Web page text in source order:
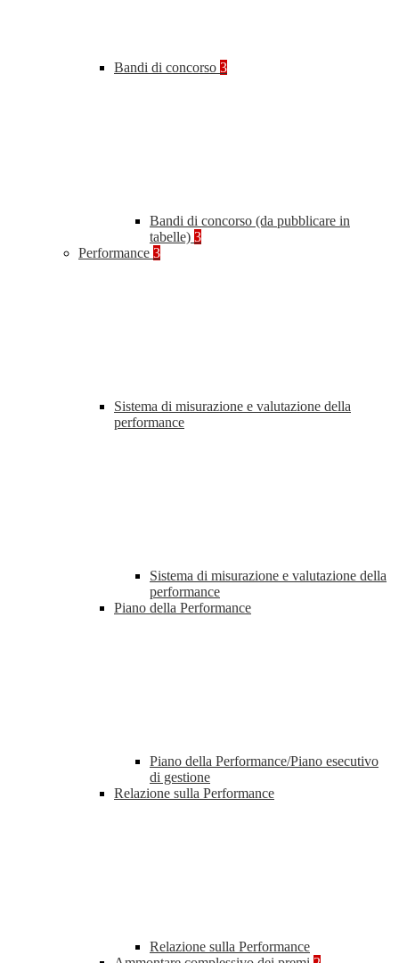
Bandi di concorso 3
Bandi di concorso (da pubblicare in
tabelle) 3
Performance 3
Sistema di misurazione e valutazione della
performance
Sistema di misurazione e valutazione della
performance
Piano della Performance
Piano della Performance/Piano esecutivo
di gestione
Relazione sulla Performance
Relazione sulla Performance